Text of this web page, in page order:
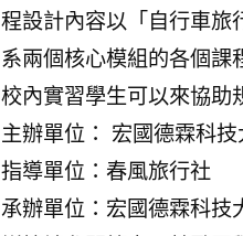
程設計內容以「自行車旅
系兩個核心模組的各個課
校內實習學生可以來協助
主辦單位： 宏國德霖科技
指導單位：春風旅行社
承辦單位：宏國德霖科技